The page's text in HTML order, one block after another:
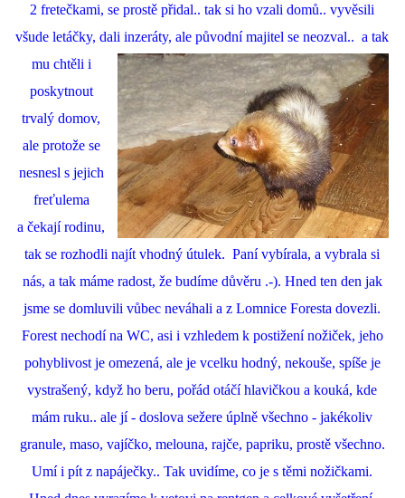
2 fretečkami, se prostě přidal.. tak si ho vzali domů.. vyvěsili
všude letáčky, dali inzeráty, ale původní majitel se neozval.. a tak
mu chtěli i
poskytnout
trvalý domov,
ale protože se
nesnesl s jejich
freťulema
a čekají rodinu,
tak se rozhodli najít vhodný útulek. Paní vybírala, a vybrala si
nás, a tak máme radost, že budíme důvěru .-). Hned ten den jak
jsme se domluvili vůbec neváhali a z Lomnice Foresta dovezli.
Forest nechodí na WC, asi i vzhledem k postižení nožiček, jeho
pohyblivost je omezená, ale je vcelku hodný, nekouše, spíše je
vystrašený, když ho beru, pořád otáčí hlavičkou a kouká, kde
mám ruku.. ale jí - doslova sežere úplně všechno - jakékoliv
granule, maso, vajíčko, melouna, rajče, papriku, prostě všechno.
Umí i pít z napáječky.. Tak uvidíme, co je s těmi nožičkami.